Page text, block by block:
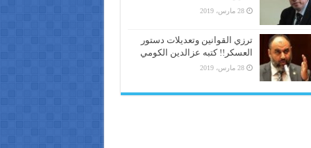
28 مارس، 2019
ترزي القوانين وتعديلات دستور
العسكر!! كتبه عزالدين الكومي
28 مارس، 2019